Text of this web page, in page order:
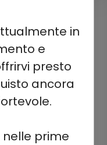
in
e
presto
ancora
prime
-